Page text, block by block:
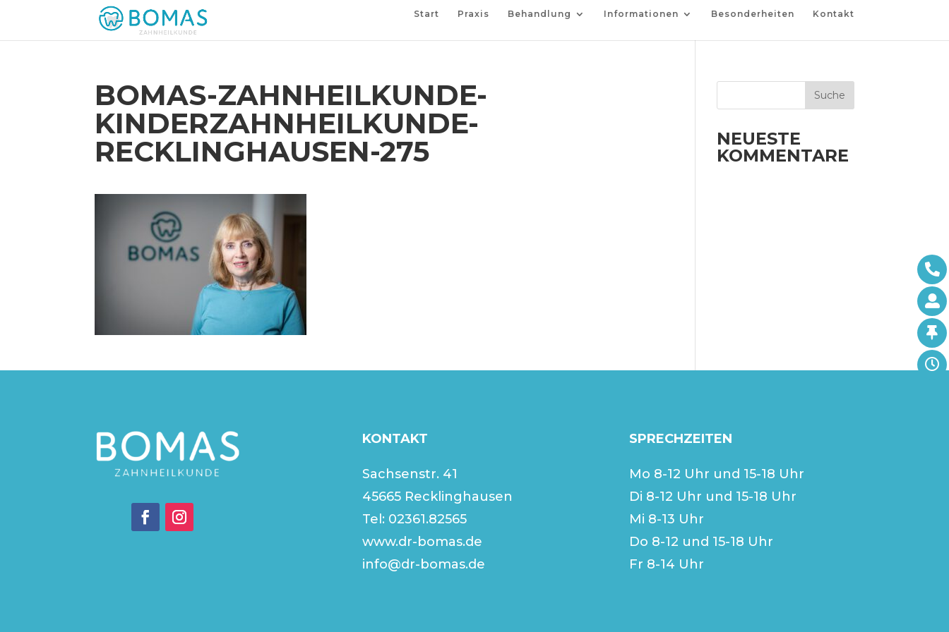
Start Praxis Behandlung Informationen Besonderheiten Kontakt
BOMAS-ZAHNHEILKUNDE-
KINDERZAHNHEILKUNDE-
RECKLINGHAUSEN-275
NEUESTE
KOMMENTARE
KONTAKT
Sachsenstr. 41
45665 Recklinghausen
Tel: 02361.82565
www.dr-bomas.de
info@dr-bomas.de
SPRECHZEITEN
Mo 8-12 Uhr und 15-18 Uhr
Di 8-12 Uhr und 15-18 Uhr
Mi 8-13 Uhr
Do 8-12 und 15-18 Uhr
Fr 8-14 Uhr